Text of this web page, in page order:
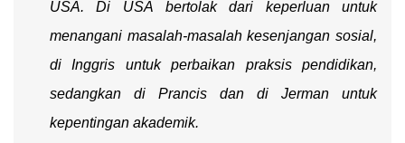
USA. Di USA bertolak dari keperluan untuk
menangani masalah-masalah kesenjangan sosial,
di Inggris untuk perbaikan praksis pendidikan,
sedangkan di Prancis dan di Jerman untuk
kepentingan akademik.